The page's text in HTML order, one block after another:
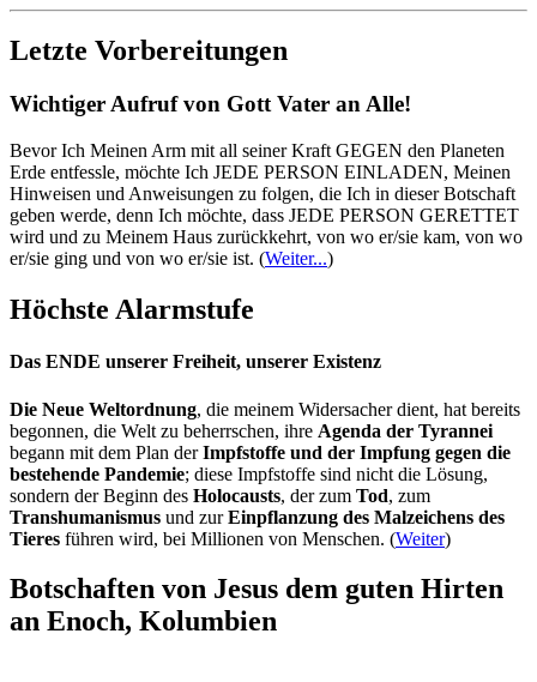
Letzte Vorbereitungen
Wichtiger Aufruf von Gott Vater an Alle!
Bevor Ich Meinen Arm mit all seiner Kraft GEGEN den Planeten
Erde entfessle, möchte Ich JEDE PERSON EINLADEN, Meinen
Hinweisen und Anweisungen zu folgen, die Ich in dieser Botschaft
geben werde, denn Ich möchte, dass JEDE PERSON GERETTET
wird und zu Meinem Haus zurückkehrt, von wo er/sie kam, von wo
er/sie ging und von wo er/sie ist. (Weiter...)
Höchste Alarmstufe
Das ENDE unserer Freiheit, unserer Existenz
Die Neue Weltordnung, die meinem Widersacher dient, hat bereits
begonnen, die Welt zu beherrschen, ihre Agenda der Tyrannei
begann mit dem Plan derImpfstoffe und der Impfung gegen die
bestehende Pandemie; diese Impfstoffe sind nicht die Lösung,
sondern der Beginn des Holocausts, der zum Tod, zum
Transhumanismus und zurEinpflanzung des Malzeichens des
Tieres führen wird, bei Millionen von Menschen. (Weiter)
Botschaften von Jesus dem guten Hirten
an Enoch, Kolumbien